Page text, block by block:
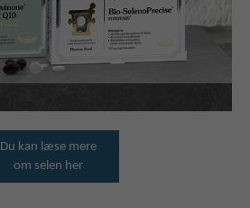
Du kan læse mere
om selen her